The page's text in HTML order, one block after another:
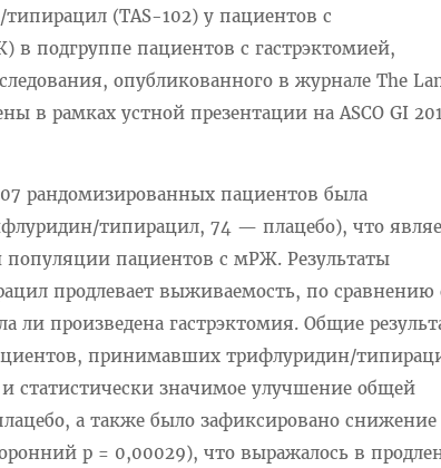
(TAS-102) у пациентов с
подгруппе пациентов с гастрэктомией,
опубликованного в журнале The
в рамках устной презентации на ASCO GI
рандомизированных пациентов была
типирацил, 74 — плацебо), что
популяции пациентов с мРЖ. Результаты
продлевает выживаемость, по сравнению
ли произведена гастрэктомия. Общие
принимавших трифлуридин/
статистически значимое улучшение общей
а также было зафиксировано снижение
p = 0,00029), что выражалось в